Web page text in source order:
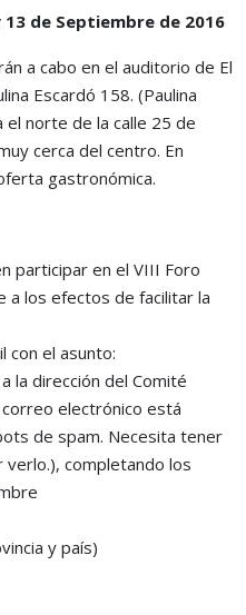
de Septiembre de 2016
a cabo en el auditorio de El
Escardó 158. (Paulina
el norte de la calle 25 de
cerca del centro. En
gastronómica.
participar en el VIII Foro
a los efectos de facilitar la
con el asunto:
la dirección del Comité
electrónico está
de spam. Necesita tener
verlo.), completando los
y país)